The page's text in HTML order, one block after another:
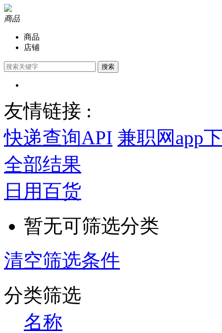
商品
商品
店铺
搜索
友情链接 :
快递查询API 兼职网app
全部结果
日用百货
暂无可筛选分类
清空筛选条件
分类筛选
名称